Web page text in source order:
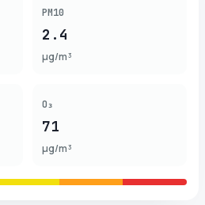
PM10
2.4
µg/m³
O₃
71
µg/m³